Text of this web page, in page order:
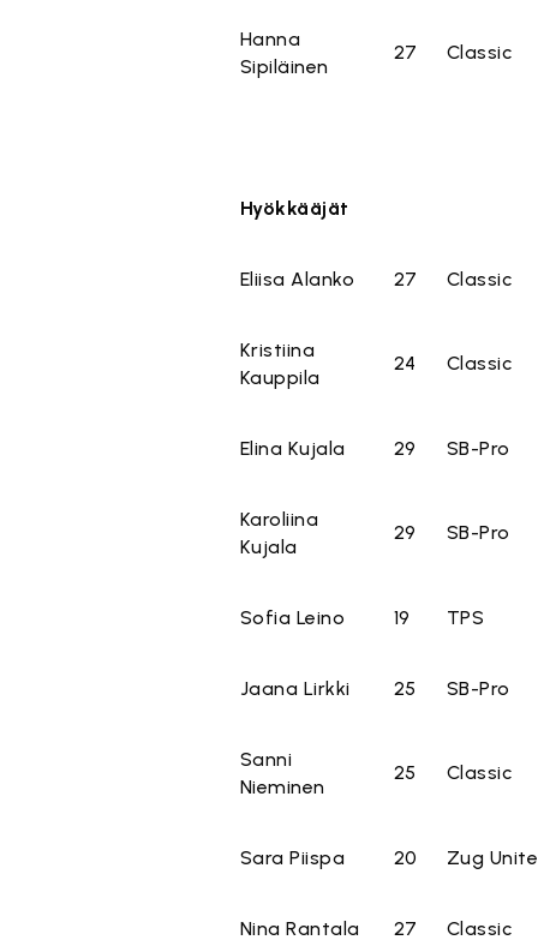
Hanna
Sipiläinen
27 Classic
Hyökkääjät
Eliisa Alanko 27 Classic
Kristiina
Kauppila
24 Classic
Elina Kujala 29 SB-Pro
Karoliina
Kujala
29 SB-Pro
Sofia Leino 19 TPS
Jaana Lirkki 25 SB-Pro
Sanni
Nieminen
25 Classic
Sara Piispa 20 Zug
Nina Rantala 27 Classic